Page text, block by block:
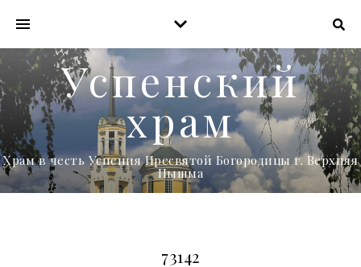
Успенский
храм
Храм в честь Успения Пресвятой Богородицы г. Верхняя
Пышма
73142